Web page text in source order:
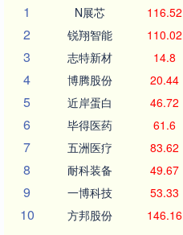
1
N展芯 116.52
2 锐翔智能 110.02
3 志特新材 14.8
4 博腾股份 20.44
5 近岸蛋白 46.72
6 毕得医药 61.6
7 五洲医疗 83.62
8 耐科装备 49.67
9 一博科技 53.33
10 方邦股份 146.16